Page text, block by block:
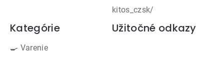
kitos_czsk/
Kategórie
🍳 Varenie
Užitočné odkazy